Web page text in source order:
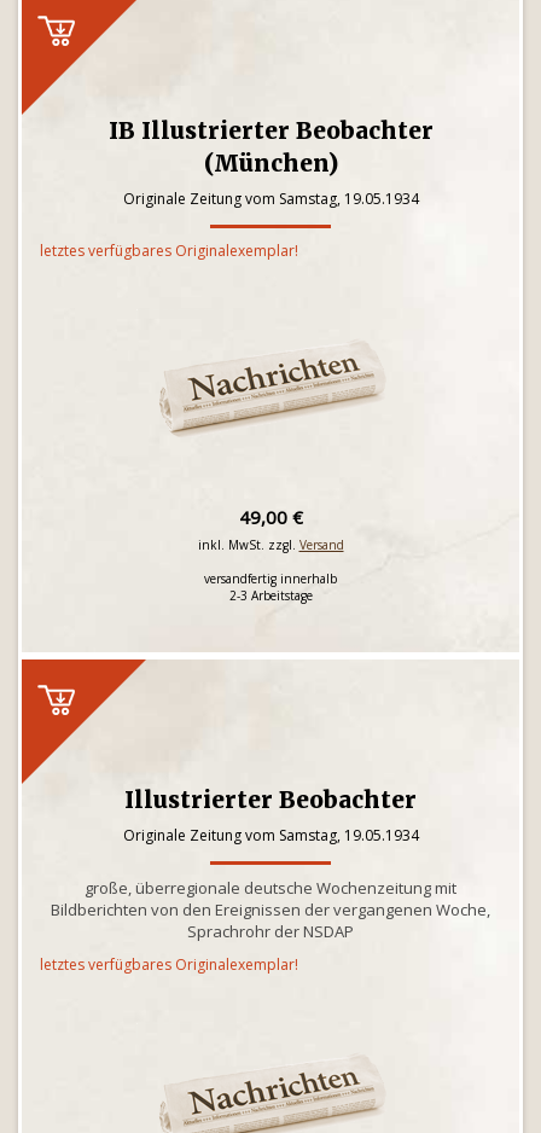
IB Illustrierter Beobachter
(München)
Originale Zeitung vom Samstag, 19.05.1934
letztes verfügbares Originalexemplar!
49,00 €
inkl. MwSt. zzgl. Versand
versandfertig innerhalb
2-3 Arbeitstage
Illustrierter Beobachter
Originale Zeitung vom Samstag, 19.05.1934
große, überregionale deutsche Wochenzeitung mit
Bildberichten von den Ereignissen der vergangenen Woche,
Sprachrohr der NSDAP
letztes verfügbares Originalexemplar!